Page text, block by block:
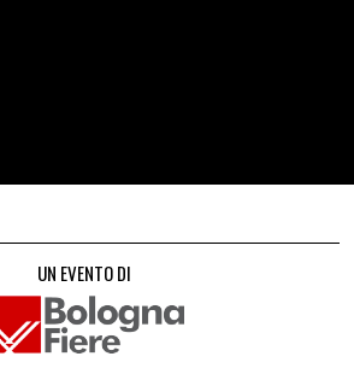
UN EVENTO DI